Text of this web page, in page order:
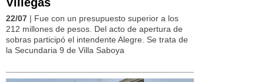
22/07 | Fue con un presupuesto superior a los
212 millones de pesos. Del acto de apertura de
sobras participó el intendente Alegre. Se trata de
la Secundaria 9 de Villa Saboya